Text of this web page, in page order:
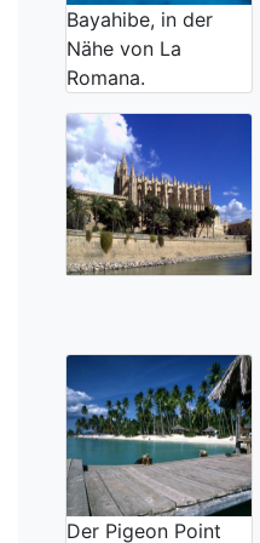
Bayahibe, in der
Nähe von La
Romana.
Der Pigeon Point